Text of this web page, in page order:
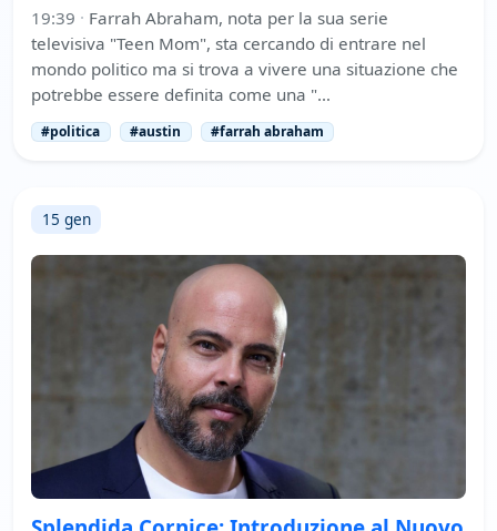
19:39 · Farrah Abraham, nota per la sua serie
televisiva "Teen Mom", sta cercando di entrare nel
mondo politico ma si trova a vivere una situazione che
potrebbe essere definita come una "…
#politica #austin #farrah abraham
15 gen